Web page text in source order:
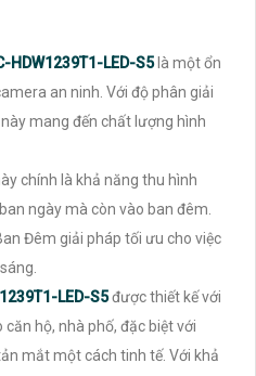
HDW1239T1-LED-S5là một ổn
an ninh. Với độ phân giải
mang đến chất lượng hình
chính là khả năng thu hình
ngày mà còn vào ban đêm.
Đêm giải pháp tối ưu cho việc
LED-S5được thiết kế với
hộ, nhà phố, đặc biệt với
mắt một cách tinh tế. Với khả